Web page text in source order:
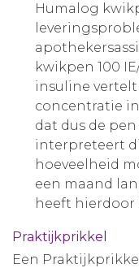
Humalog
kwikpen 100
insuline
concentratie
dat dus de
interpreteert
hoeveelheid
een maand
heeft hierdoor
Praktijkprikkel
Een